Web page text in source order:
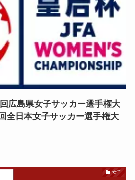
広島県女子サッカー選手権大
全日本女子サッカー選手権大
女子